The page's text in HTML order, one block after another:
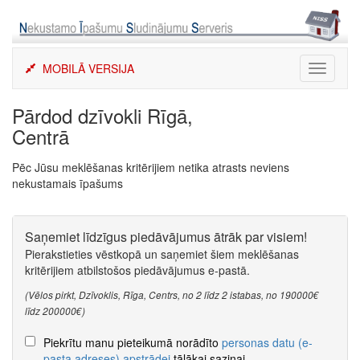
content
Toggle
MOBILĀ VERSIJA
Pārdod dzīvokli Rīgā,
Centrā
Pēc Jūsu meklēšanas kritērijiem netika atrasts neviens
nekustamais īpašums
Saņemiet līdzīgus piedāvājumus ātrāk par visiem!
Pierakstieties vēstkopā un saņemiet šiem meklēšanas
kritērijiem atbilstošos piedāvājumus e-pastā.
(Vēlos pirkt, Dzīvoklis, Rīga, Centrs, no 2 līdz 2 istabas, no 190000€
līdz 200000€)
Piekrītu manu pieteikumā norādīto personas datu (e-